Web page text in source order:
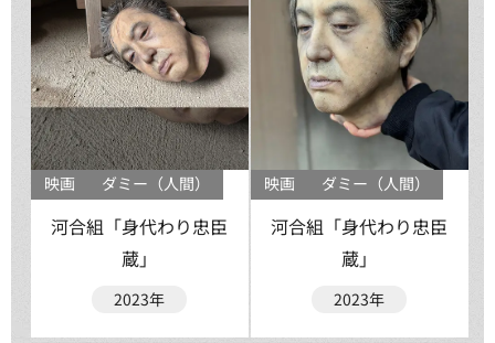
映画 ダミー（人間）
河合組「身代わり忠臣
蔵」
2023年
映画 ダミー（人間）
河合組「身代わり忠臣
蔵」
2023年